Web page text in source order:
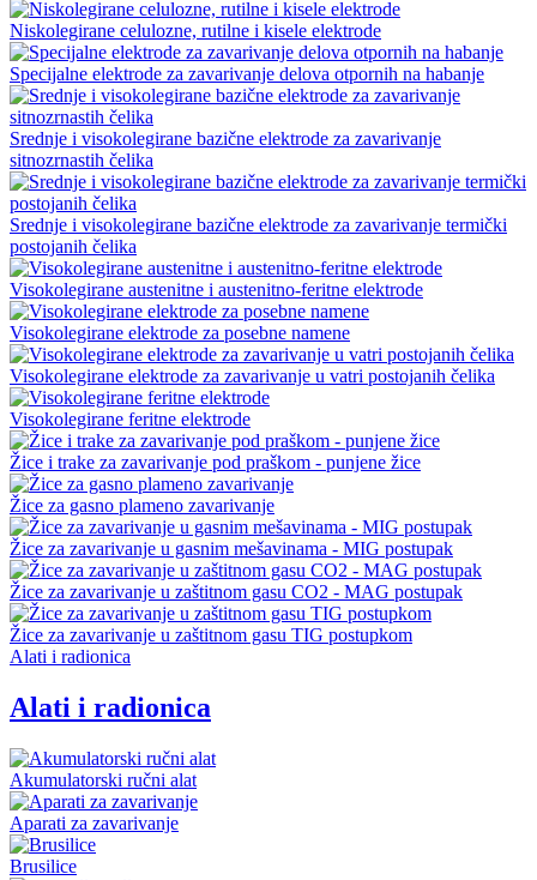
Niskolegirane celulozne, rutilne i kisele elektrode
Specijalne elektrode za zavarivanje delova otpornih na habanje
Srednje i visokolegirane bazične elektrode za zavarivanje
sitnozrnastih čelika
Srednje i visokolegirane bazične elektrode za zavarivanje termički
postojanih čelika
Visokolegirane austenitne i austenitno-feritne elektrode
Visokolegirane elektrode za posebne namene
Visokolegirane elektrode za zavarivanje u vatri postojanih čelika
Visokolegirane feritne elektrode
Žice i trake za zavarivanje pod praškom - punjene žice
Žice za gasno plameno zavarivanje
Žice za zavarivanje u gasnim mešavinama - MIG postupak
Žice za zavarivanje u zaštitnom gasu CO2 - MAG postupak
Žice za zavarivanje u zaštitnom gasu TIG postupkom
Alati i radionica
Alati i radionica
Akumulatorski ručni alat
Aparati za zavarivanje
Brusilice